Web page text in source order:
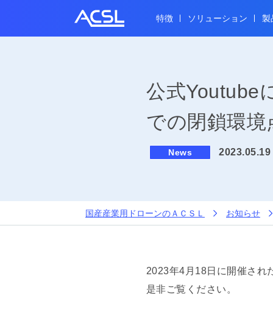
特徴 ソリューション 製
公式Youtube
での閉鎖環
News 2023.05.19
国産産業用ドローンのＡＣＳＬ お知らせ
2023年4月18日に開催され
是非ご覧ください。